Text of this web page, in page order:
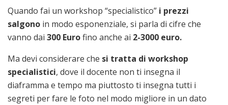
Quando fai un workshop “specialistico” i prezzi
salgono in modo esponenziale, si parla di cifre che
vanno dai 300 Eurofino anche ai 2-3000 euro.
Ma devi considerare che si tratta di workshop
specialistici, dove il docente non ti insegna il
diaframma e tempo ma piuttosto ti insegna tutti i
segreti per fare le foto nel modo migliore in un dato